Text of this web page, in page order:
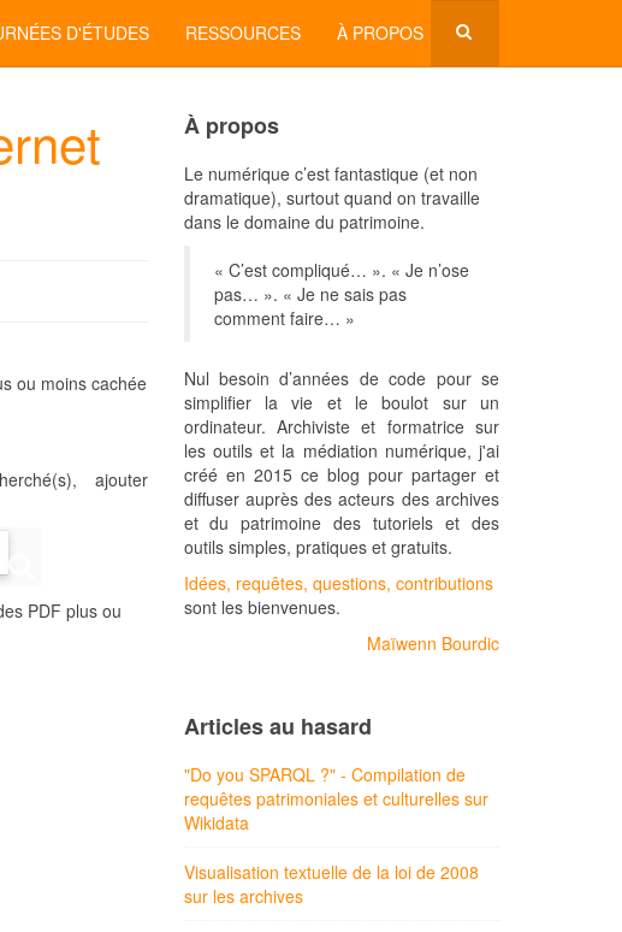
D'ÉTUDES RESSOURCES À PROPOS
ou moins cachée
ajouter
PDF plus ou
À propos
Le numérique c’est fantastique (et non
dramatique), surtout quand on travaille
dans le domaine du patrimoine.
« C’est compliqué… ». « Je n’ose
pas… ». « Je ne sais pas
comment faire… »
Nul besoin d’années de code pour se
simplifier la vie et le boulot sur un
ordinateur. Archiviste et formatrice sur
les outils et la médiation numérique, j'ai
créé en 2015 ce blog pour partager et
diffuser auprès des acteurs des archives
et du patrimoine des tutoriels et des
outils simples, pratiques et gratuits.
Idées, requêtes, questions, contributions
sont les bienvenues.
Maïwenn Bourdic
Articles au hasard
"Do you SPARQL ?" - Compilation de
requêtes patrimoniales et culturelles sur
Wikidata
Visualisation textuelle de la loi de 2008
sur les archives